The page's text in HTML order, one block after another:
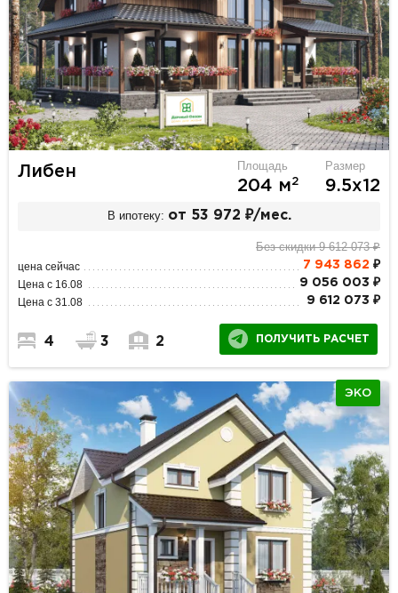
Либен Площадь
204 м2
Размер
9.5х12
В ипотеку: от 53 972 ₽/мес.
Без скидки 9 612 073 ₽
цена сейчас 7 943 862 ₽
Цена с 16.08 9 056 003 ₽
Цена с 31.08 9 612 073 ₽
4 3 2 ПОЛУЧИТЬ РАСЧЕТ
ЭКО